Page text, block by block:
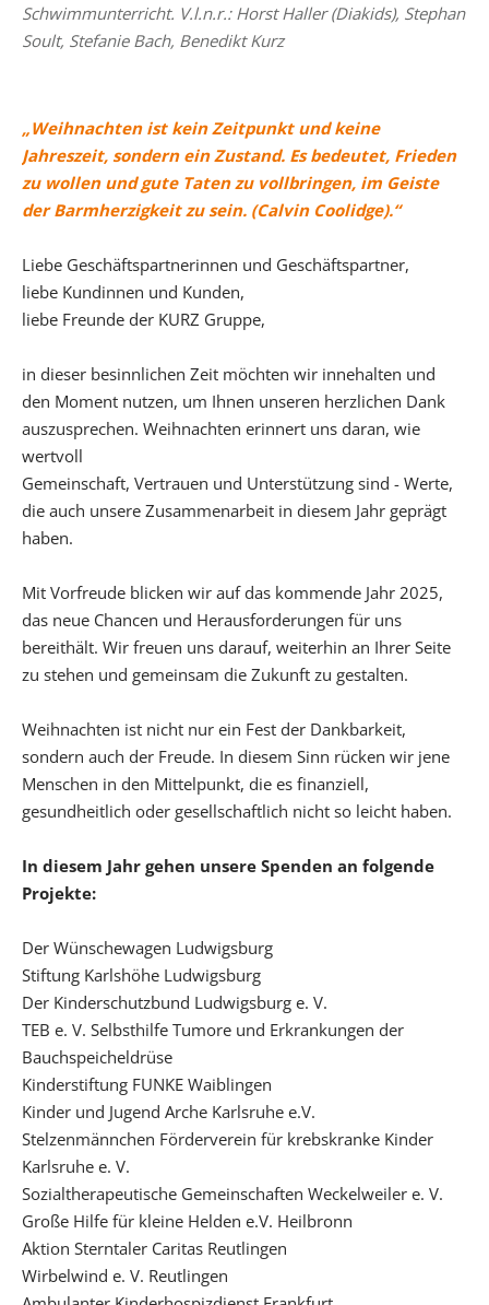
Schwimmunterricht. V.l.n.r.: Horst Haller (Diakids), Stephan
Soult, Stefanie Bach, Benedikt Kurz
„Weihnachten ist kein Zeitpunkt und keine
Jahreszeit, sondern ein Zustand. Es bedeutet, Frieden
zu wollen und gute Taten zu vollbringen, im Geiste
der Barmherzigkeit zu sein. (Calvin Coolidge).“
Liebe Geschäftspartnerinnen und Geschäftspartner,
liebe Kundinnen und Kunden,
liebe Freunde der KURZ Gruppe,
in dieser besinnlichen Zeit möchten wir innehalten und
den Moment nutzen, um Ihnen unseren herzlichen Dank
auszusprechen. Weihnachten erinnert uns daran, wie
wertvoll
Gemeinschaft, Vertrauen und Unterstützung sind - Werte,
die auch unsere Zusammenarbeit in diesem Jahr geprägt
haben.
Mit Vorfreude blicken wir auf das kommende Jahr 2025,
das neue Chancen und Herausforderungen für uns
bereithält. Wir freuen uns darauf, weiterhin an Ihrer Seite
zu stehen und gemeinsam die Zukunft zu gestalten.
Weihnachten ist nicht nur ein Fest der Dankbarkeit,
sondern auch der Freude. In diesem Sinn rücken wir jene
Menschen in den Mittelpunkt, die es finanziell,
gesundheitlich oder gesellschaftlich nicht so leicht haben.
In diesem Jahr gehen unsere Spenden an folgende
Projekte:
Der Wünschewagen Ludwigsburg
Stiftung Karlshöhe Ludwigsburg
Der Kinderschutzbund Ludwigsburg e. V.
TEB e. V. Selbsthilfe Tumore und Erkrankungen der
Bauchspeicheldrüse
Kinderstiftung FUNKE Waiblingen
Kinder und Jugend Arche Karlsruhe e.V.
Stelzenmännchen Förderverein für krebskranke Kinder
Karlsruhe e. V.
Sozialtherapeutische Gemeinschaften Weckelweiler e. V.
Große Hilfe für kleine Helden e.V. Heilbronn
Aktion Sterntaler Caritas Reutlingen
Wirbelwind e. V. Reutlingen